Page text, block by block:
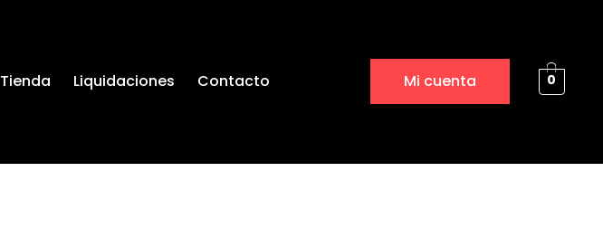
Tienda Liquidaciones Contacto Mi cuenta 0